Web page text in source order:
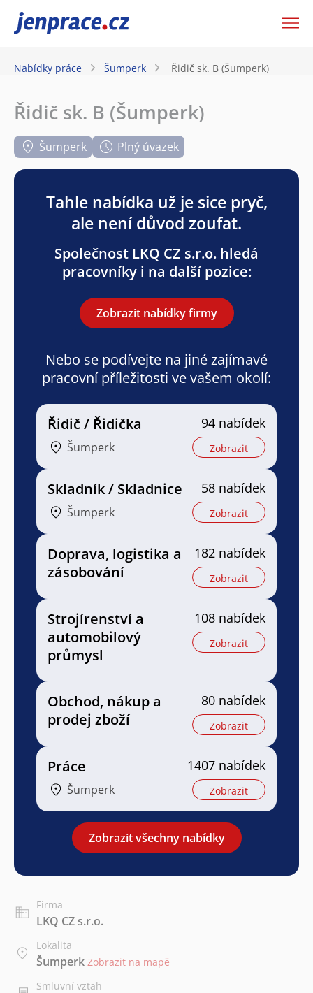
JenPráce.cz
Nabídky práce Šumperk Řidič sk. B (Šumperk)
Řidič sk. B (Šumperk)
Šumperk Plný úvazek
Tahle nabídka už je sice pryč,
ale není důvod zoufat.
Společnost LKQ CZ s.r.o. hledá
pracovníky i na další pozice:
Zobrazit nabídky firmy
Nebo se podívejte na jiné zajímavé
pracovní příležitosti ve vašem okolí:
Řidič / Řidička
Šumperk
94 nabídek
Zobrazit
Skladník / Skladnice
Šumperk
58 nabídek
Zobrazit
Doprava, logistika a
zásobování
182 nabídek
Zobrazit
Strojírenství a
automobilový
průmysl
108 nabídek
Zobrazit
Obchod, nákup a
prodej zboží
80 nabídek
Zobrazit
Práce
Šumperk
1407 nabídek
Zobrazit
Zobrazit všechny nabídky
Firma
LKQ CZ s.r.o.
Lokalita
Šumperk Zobrazit na mapě
Smluvní vztah